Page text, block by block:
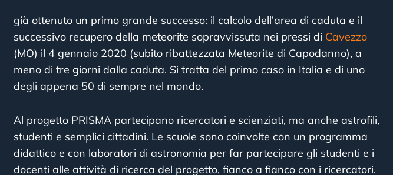
già ottenuto un primo grande successo: il calcolo dell’area di caduta e il
successivo recupero della meteorite sopravvissuta nei pressi di Cavezzo
(MO) il 4 gennaio 2020 (subito ribattezzata Meteorite di Capodanno), a
meno di tre giorni dalla caduta. Si tratta del primo caso in Italia e di uno
degli appena 50 di sempre nel mondo.
Al progetto PRISMA partecipano ricercatori e scienziati, ma anche astrofili,
studenti e semplici cittadini. Le scuole sono coinvolte con un programma
didattico e con laboratori di astronomia per far partecipare gli studenti e i
docenti alle attività di ricerca del progetto, fianco a fianco con i ricercatori.